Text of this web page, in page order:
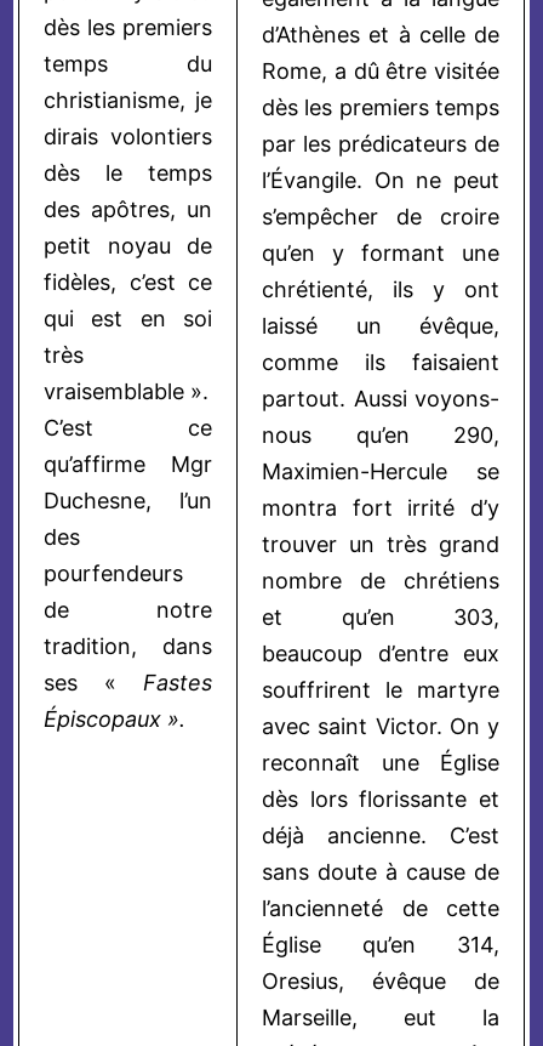
dès les premiers
temps du
christianisme, je
dirais volontiers
dès le temps
des apôtres, un
petit noyau de
fidèles, c’est ce
qui est en soi
très
vraisemblable ».
C’est ce
qu’affirme Mgr
Duchesne, l’un
des
pourfendeurs
de notre
tradition, dans
ses « Fastes
Épiscopaux ».
d’Athènes et à celle de
Rome, a dû être visitée
dès les premiers temps
par les prédicateurs de
l’Évangile. On ne peut
s’empêcher de croire
qu’en y formant une
chrétienté, ils y ont
laissé un évêque,
comme ils faisaient
partout. Aussi voyons-
nous qu’en 290,
Maximien-Hercule se
montra fort irrité d’y
trouver un très grand
nombre de chrétiens
et qu’en 303,
beaucoup d’entre eux
souffrirent le martyre
avec saint Victor. On y
reconnaît une Église
dès lors florissante et
déjà ancienne. C’est
sans doute à cause de
l’ancienneté de cette
Église qu’en 314,
Oresius, évêque de
Marseille, eut la